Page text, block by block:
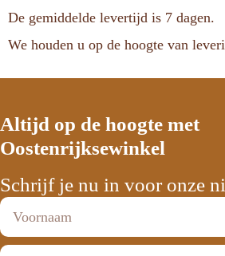
De gemiddelde levertijd is 7 dagen.
We houden u op de hoogte van
Altijd op de hoogte met
Oostenrijksewinkel
Schrijf je nu in voor onze